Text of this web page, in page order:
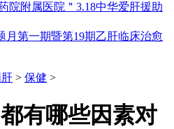
院附属医院＂3.18中华爱肝援助
月第一期暨第19期乙肝临床治愈
> 保健 >
有哪些因素对